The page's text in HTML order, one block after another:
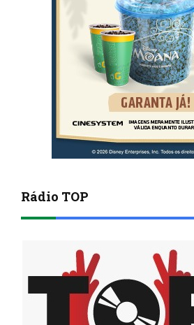
Rádio TOP